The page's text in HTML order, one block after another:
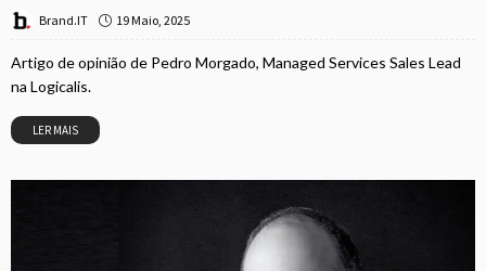
Brand.IT 19 Maio, 2025
Artigo de opinião de Pedro Morgado, Managed Services Sales Lead
na Logicalis.
LER MAIS